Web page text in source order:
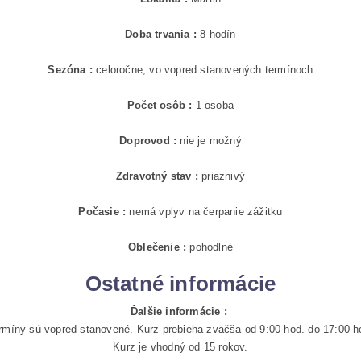
Doba trvania : 8 hodín
Sezóna : celoročne, vo vopred stanovených termínoch
Počet osôb : 1 osoba
Doprovod : nie je možný
Zdravotný stav : priaznivý
Počasie : nemá vplyv na čerpanie zážitku
Oblečenie : pohodlné
Ostatné informácie
Ďalšie informácie :
sú vopred stanovené. Kurz prebieha zväčša od 9:00 hod. do 17:00
Kurz je vhodný od 15 rokov.